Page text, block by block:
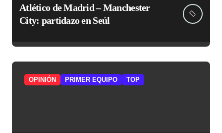
Atlético de Madrid – Manchester
City: partidazo en Seúl
OPINIÓN PRIMER EQUIPO TOP